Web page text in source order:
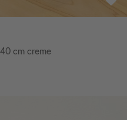
cm creme